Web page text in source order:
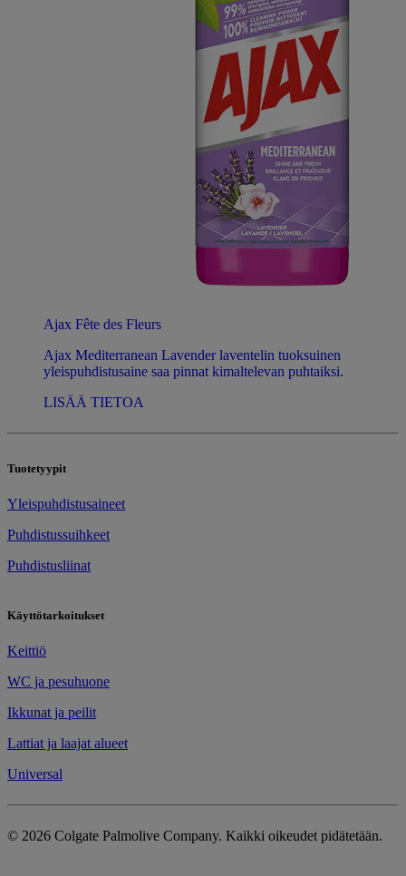
Ajax Fête des Fleurs
Ajax Mediterranean Lavender laventelin tuoksuinen
yleispuhdistusaine saa pinnat kimaltelevan puhtaiksi.
LISÄÄ TIETOA
Tuotetyypit
​Yleispuhdistusaineet
Puhdistussuihkeet
Puhdistusliinat
Käyttötarkoitukset
Keittiö
WC ja pesuhuone
​Ikkunat ja peilit
Lattiat ja laajat alueet
Universal
© 2026 Colgate Palmolive Company. Kaikki oikeudet pidätetään.